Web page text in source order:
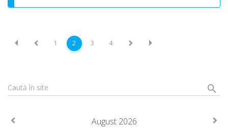
1 2 3 4
Caută în site
August 2026